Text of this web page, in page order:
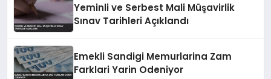
Yeminli ve Serbest Mali Müşavirlik
Sınav Tarihleri Açıklandı
Emekli Sandigi Memurlarina Zam
Farklari Yarin Odeniyor